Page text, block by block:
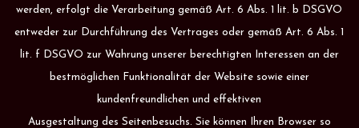
werden, erfolgt die Verarbeitung gemäß Art. 6 Abs. 1 lit. b DSGVO
entweder zur Durchführung des Vertrages oder gemäß Art. 6 Abs. 1
lit. f DSGVO zur Wahrung unserer berechtigten Interessen an der
bestmöglichen Funktionalität der Website sowie einer
kundenfreundlichen und effektiven
Ausgestaltung des Seitenbesuchs. Sie können Ihren Browser so